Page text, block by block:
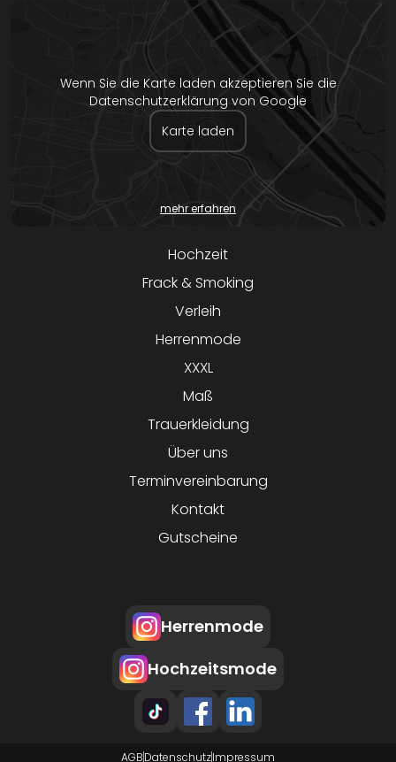
Wenn Sie die Karte laden akzeptieren Sie die
Datenschutzerklärung von Google
Karte laden
mehr erfahren
Hochzeit
Frack & Smoking
Verleih
Herrenmode
XXXL
Maß
Trauerkleidung
Über uns
Terminvereinbarung
Kontakt
Gutscheine
Herrenmode
Hochzeitsmode
AGBDatenschutzImpressum